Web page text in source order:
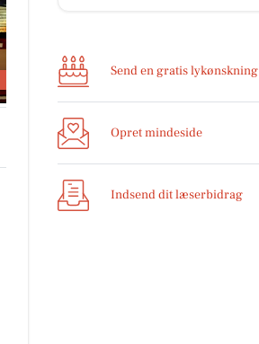
Send en gratis lykønskning
Opret mindeside
Indsend dit læserbidrag